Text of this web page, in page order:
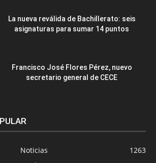
La nueva reválida de Bachillerato: seis
asignaturas para sumar 14 puntos
Francisco José Flores Pérez, nuevo
secretario general de CECE
Noticias
1263